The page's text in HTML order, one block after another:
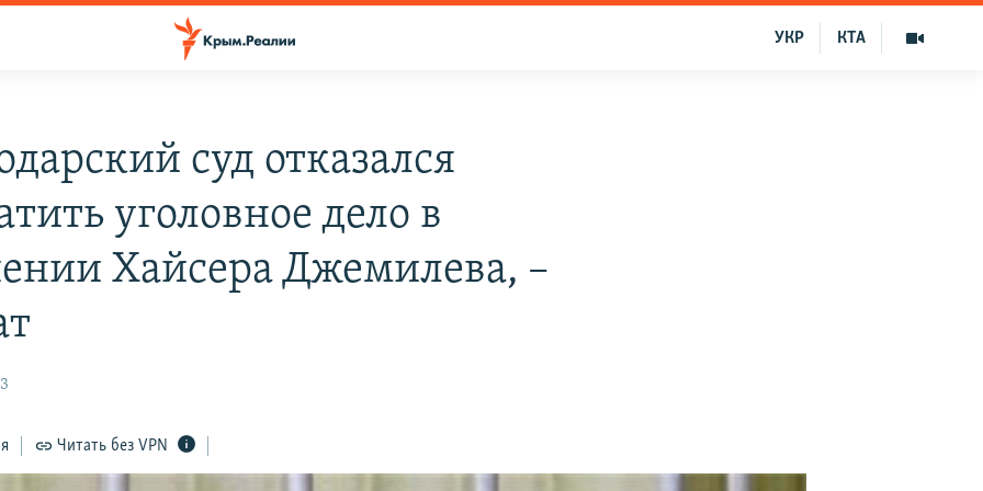
КТА
УКР
суд отказался
уголовное дело в
Хайсера Джемилева, –
Читать без VPN